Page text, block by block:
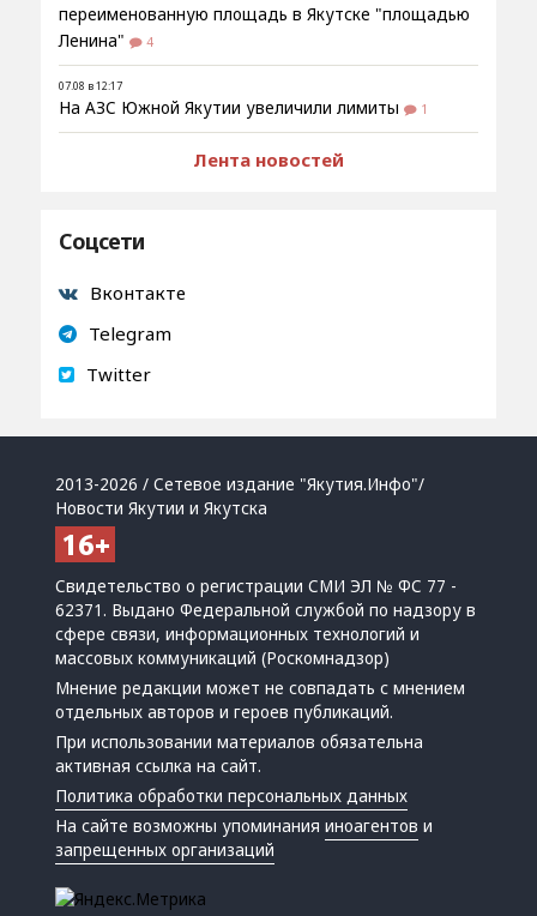
переименованную площадь в Якутске "площадью
Ленина"
4
07.08 в 12:17
На АЗС Южной Якутии увеличили лимиты 1
Лента новостей
Соцсети
Вконтакте
Telegram
Twitter
2013-2026 / Сетевое издание "Якутия.Инфо"/
Новости Якутии и Якутска
Свидетельство о регистрации СМИ ЭЛ № ФС 77 -
62371. Выдано Федеральной службой по надзору в
сфере связи, информационных технологий и
массовых коммуникаций (Роскомнадзор)
Мнение редакции может не совпадать с мнением
отдельных авторов и героев публикаций.
При использовании материалов обязательна
активная ссылка на сайт.
Политика обработки персональных данных
На сайте возможны упоминанияиноагентов и
запрещенных организаций